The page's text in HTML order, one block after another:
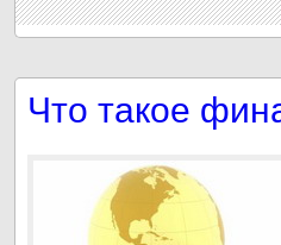
Что такое